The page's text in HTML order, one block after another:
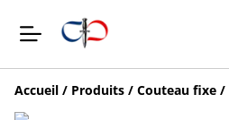
Accueil / Produits / Couteau fixe /